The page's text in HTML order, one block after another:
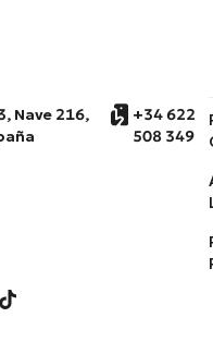
Nave 216,
+34 622
508 349